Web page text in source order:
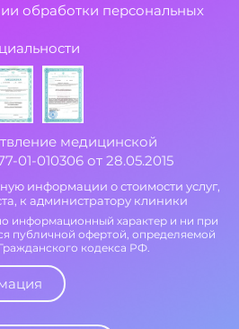
обработки персональных
медицинской
01-010306 от 28.05.2015
информации о стоимости услуг,
к администратору клиники
информационный характер и ни при
публичной офертой, определяемой
кодекса РФ.